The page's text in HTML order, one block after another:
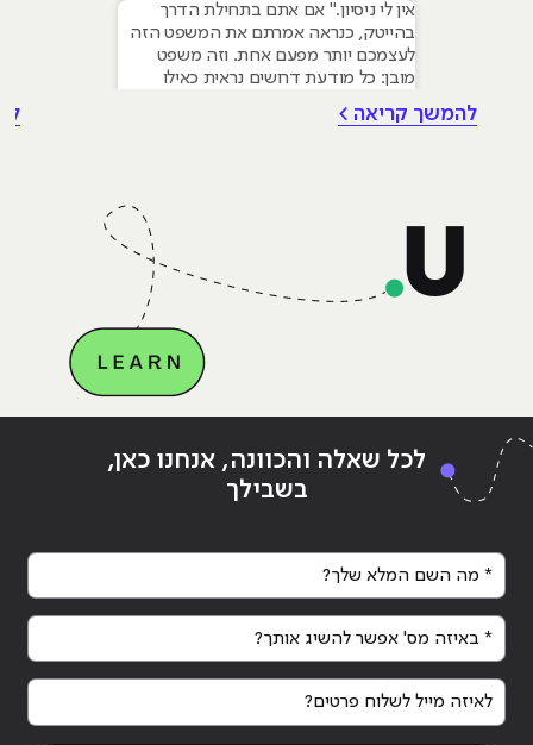
אין לי ניסיון." אם אתם בתחילת הדרך
בהייטק, כנראה אמרתם את המשפט הזה
לעצמכם יותר מפעם אחת. וזה משפט
מובן: כל מודעת דרושים נראית כאילו
כבר נגע במוצר אמיתי, כבר צבר ביטחון.
Continue reading
להמשך קריאה >
לכל שאלה והכוונה, אנחנו כאן,
בשבילך
* מה השם המלא שלך?
* באיזה מס' אפשר להשיג אותך?
לאיזה מייל לשלוח פרטים?